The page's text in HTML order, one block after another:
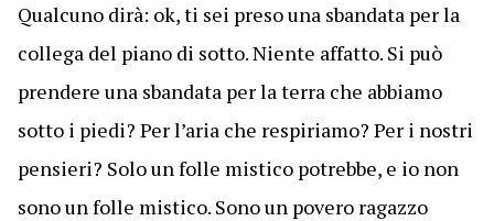
Qualcuno dirà: ok, ti sei preso una sbandata per la
collega del piano di sotto. Niente affatto. Si può
prendere una sbandata per la terra che abbiamo
sotto i piedi? Per l’aria che respiriamo? Per i nostri
pensieri? Solo un folle mistico potrebbe, e io non
sono un folle mistico. Sono un povero ragazzo